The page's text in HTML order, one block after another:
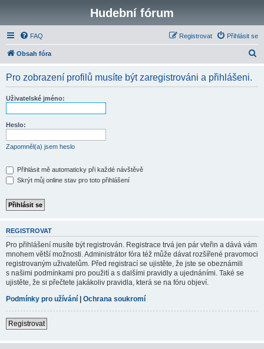
Hudební fórum
FAQ Přihlásit se
Registrovat
Obsah fóra
Pro zobrazení profilů musíte být zaregistrováni a přihlášeni.
Uživatelské jméno:
Heslo:
Zapomněl(a) jsem heslo
Přihlásit mě automaticky při každé návštěvě
Skrýt můj online stav pro toto přihlášení
REGISTROVAT
Pro přihlášení musíte být registrován. Registrace trvá jen pár vteřin a dává vám
mnohem větší možnosti. Administrátor fóra též může dávat rozšířené pravomoci
registrovaným uživatelům. Před registrací se ujistěte, že jste se obeznámili
s našimi podmínkami pro použití a s dalšími pravidly a ujednáními. Také se
ujistěte, že si přečtete jakákoliv pravidla, která se na fóru objeví.
Podmínky pro užívání | Ochrana soukromí
Registrovat